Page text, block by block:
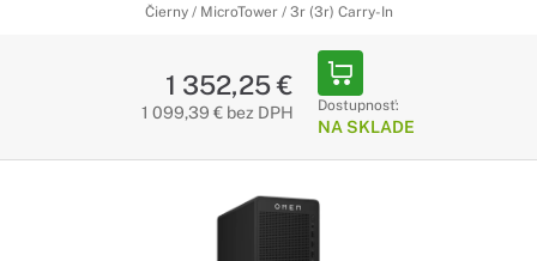
Čierny / MicroTower / 3r (3r) Carry-In
1 352,25 €
1 099,39 € bez DPH Dostupnosť:
NA SKLADE